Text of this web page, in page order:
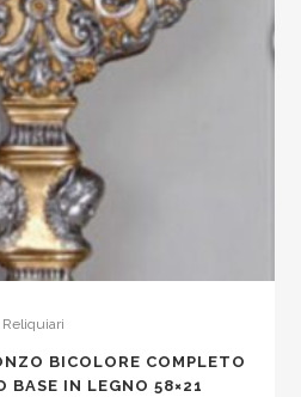
Reliquiari
BICOLORE COMPLETO
BASE IN LEGNO 58×21